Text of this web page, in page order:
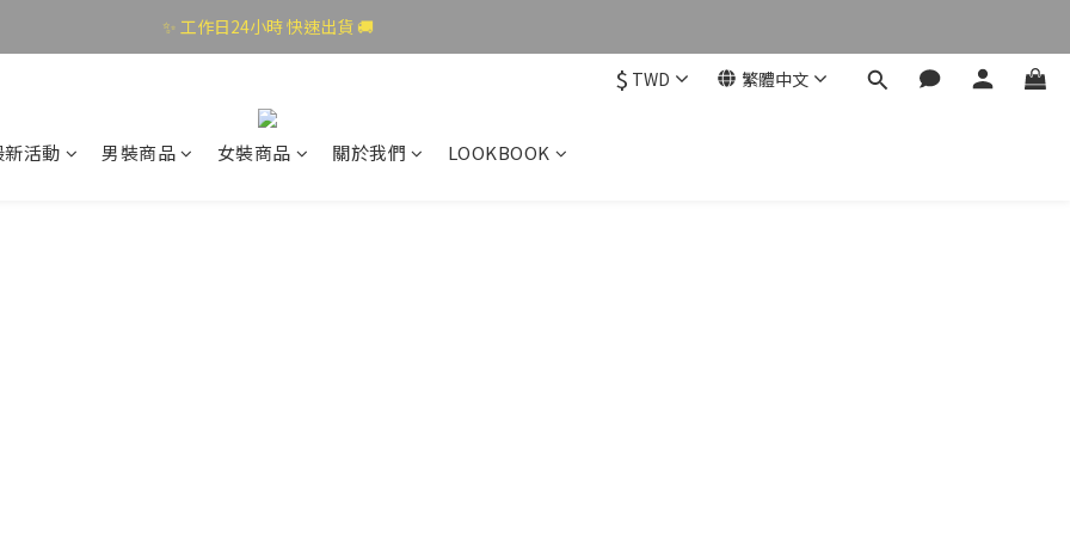
✨ 工作日24小時 快速出貨 🚚
$ TWD 繁體中文
活動 男裝商品 女裝商品 關於我們 LOOKBOOK